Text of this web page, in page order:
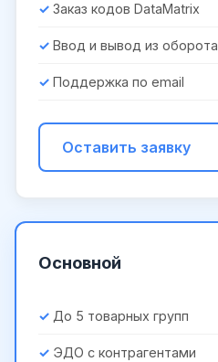
Заказ кодов DataMatrix
Ввод и вывод из оборота
Поддержка по email
Оставить заявку
Основной
До 5 товарных групп
ЭДО с контрагентами